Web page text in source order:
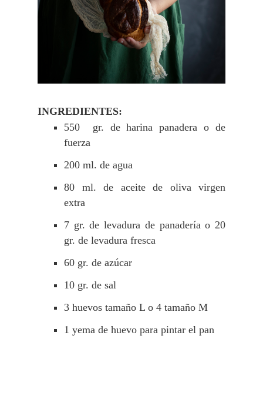
INGREDIENTES:
550 gr. de harina panadera o de
fuerza
200 ml. de agua
80 ml. de aceite de oliva virgen
extra
7 gr. de levadura de panadería o 20
gr. de levadura fresca
60 gr. de azúcar
10 gr. de sal
3 huevos tamaño L o 4 tamaño M
1 yema de huevo para pintar el pan